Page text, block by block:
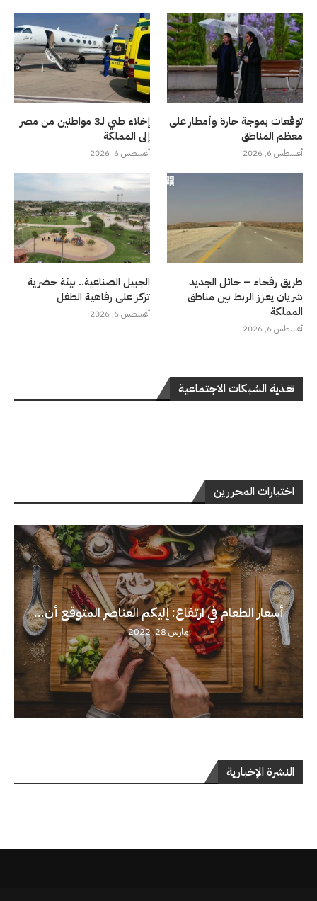
توقعات بموجة حارة وأمطار على
معظم المناطق
أغسطس 6, 2026
إخلاء طبي لـ3 مواطنين من مصر
إلى المملكة
أغسطس 6, 2026
طريق رفحاء – حائل الجديد
شريان يعزز الربط بين مناطق
المملكة
أغسطس 6, 2026
الجبيل الصناعية.. بيئة حضرية
تركز على رفاهية الطفل
أغسطس 6, 2026
تغذية الشبكات الاجتماعية
اختيارات المحررين
أسعار الطعام في ارتفاع: إليكم العناصر المتوقع أن...
مارس 28, 2022
النشرة الإخبارية